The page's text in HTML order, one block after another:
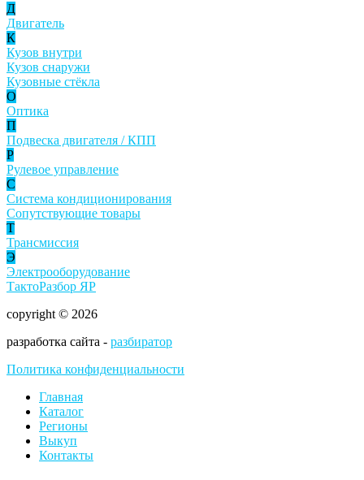
Д
Двигатель
К
Кузов внутри
Кузов снаружи
Кузовные стёкла
О
Оптика
П
Подвеска двигателя / КПП
Р
Рулевое управление
С
Система кондиционирования
Сопутствующие товары
Т
Трансмиссия
Э
Электрооборудование
ТактоРазбор ЯР
copyright © 2026
разработка сайта - разбиратор
Политика конфиденциальности
Главная
Каталог
Регионы
Выкуп
Контакты